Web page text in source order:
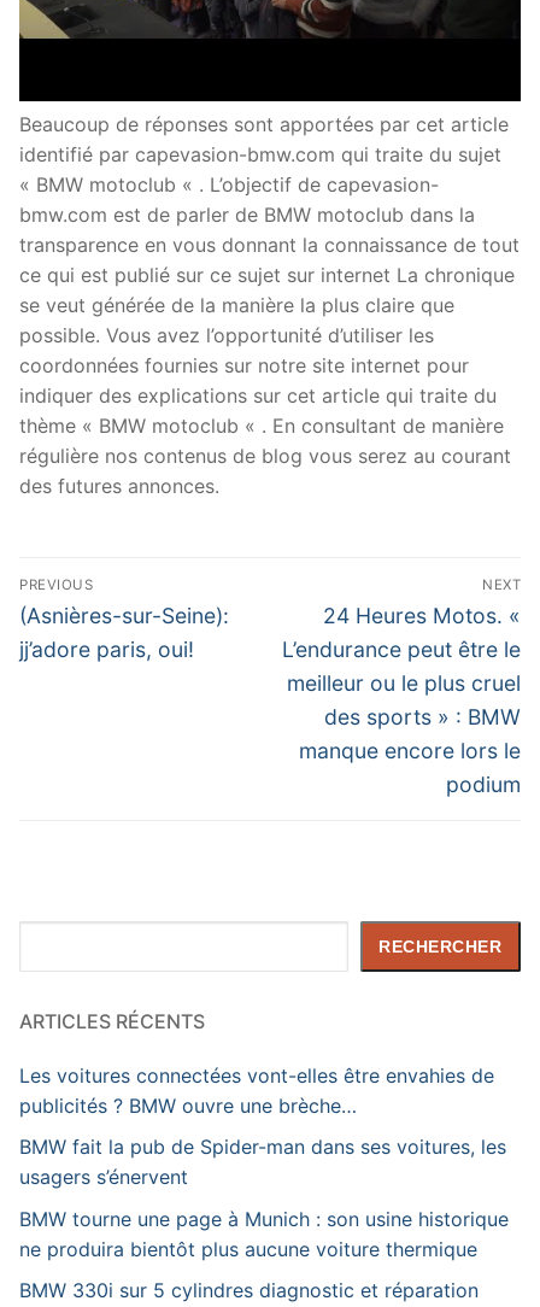
Beaucoup de réponses sont apportées par cet article
identifié par capevasion-bmw.com qui traite du sujet
« BMW motoclub « . L’objectif de capevasion-
bmw.com est de parler de BMW motoclub dans la
transparence en vous donnant la connaissance de tout
ce qui est publié sur ce sujet sur internet La chronique
se veut générée de la manière la plus claire que
possible. Vous avez l’opportunité d’utiliser les
coordonnées fournies sur notre site internet pour
indiquer des explications sur cet article qui traite du
thème « BMW motoclub « . En consultant de manière
régulière nos contenus de blog vous serez au courant
des futures annonces.
Navigation
de
l’article
PREVIOUS
Previous
post:
(Asnières-sur-Seine):
jj’adore paris, oui!
NEXT
Next
post:
24 Heures Motos. «
L’endurance peut être le
meilleur ou le plus cruel
des sports » : BMW
manque encore lors le
podium
RECHERCHER
ARTICLES RÉCENTS
Les voitures connectées vont-elles être envahies de
publicités ? BMW ouvre une brèche…
BMW fait la pub de Spider-man dans ses voitures, les
usagers s’énervent
BMW tourne une page à Munich : son usine historique
ne produira bientôt plus aucune voiture thermique
BMW 330i sur 5 cylindres diagnostic et réparation